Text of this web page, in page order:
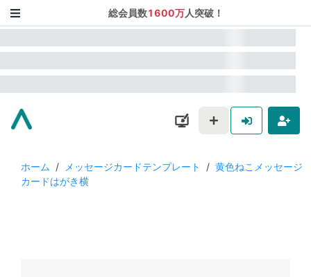
総会員数1600万人突破！
ホーム / メッセージカードテンプレート / 黄色ねこメッセージ
カードはがき横